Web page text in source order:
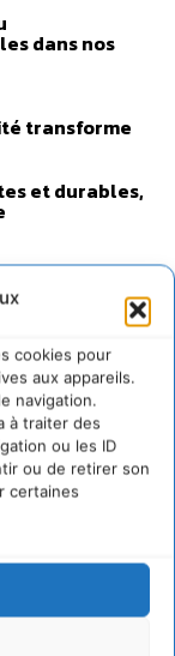
cookies pour
aux appareils.
navigation.
à traiter des
ou les ID
ou de retirer son
certaines
dans nos
transforme
et durables,